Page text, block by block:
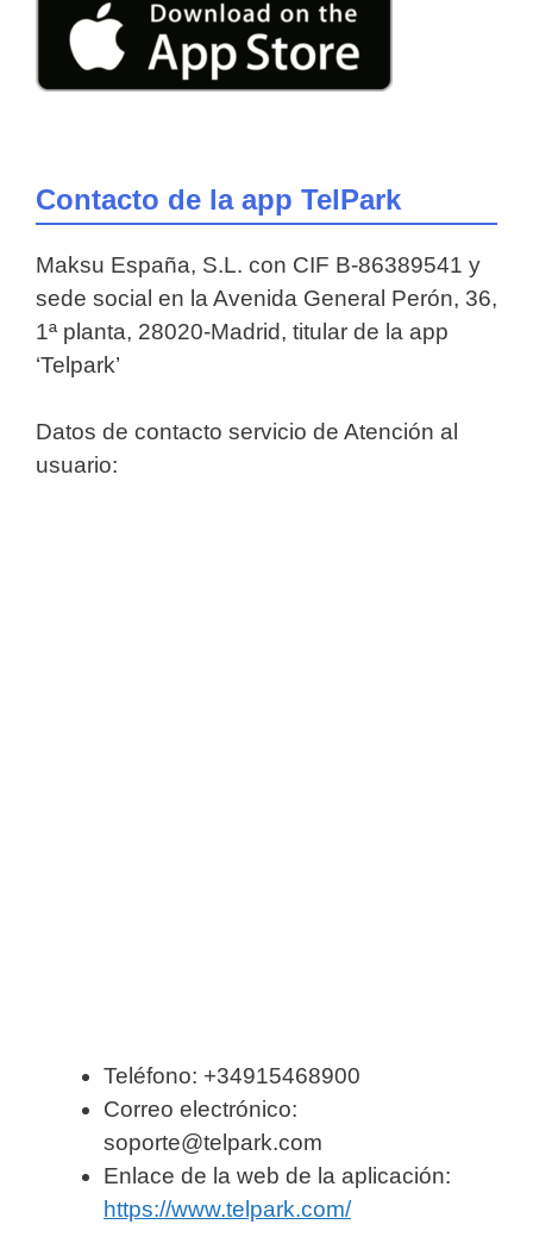
Contacto de la app TelPark
Maksu España, S.L. con CIF B-86389541 y
sede social en la Avenida General Perón, 36,
1ª planta, 28020-Madrid, titular de la app
‘Telpark’
Datos de contacto servicio de Atención al
usuario:
Teléfono: +34915468900
Correo electrónico:
soporte@telpark.com
Enlace de la web de la aplicación:
https://www.telpark.com/